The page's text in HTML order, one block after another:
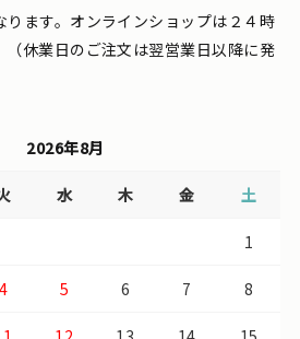
ります。オンラインショップは２４時
（休業日のご注文は翌営業日以降に発
2026年8月
水 木 金 土
1
4 5 6 7 8